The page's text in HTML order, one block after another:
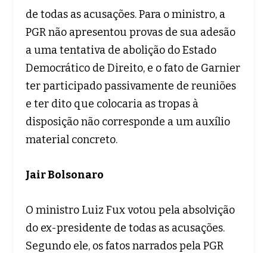
de todas as acusações. Para o ministro, a
PGR não apresentou provas de sua adesão
a uma tentativa de abolição do Estado
Democrático de Direito, e o fato de Garnier
ter participado passivamente de reuniões
e ter dito que colocaria as tropas à
disposição não corresponde a um auxílio
material concreto.
Jair Bolsonaro
O ministro Luiz Fux votou pela absolvição
do ex-presidente de todas as acusações.
Segundo ele, os fatos narrados pela PGR